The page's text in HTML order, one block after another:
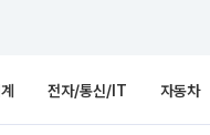
전자/통신/IT 자동차